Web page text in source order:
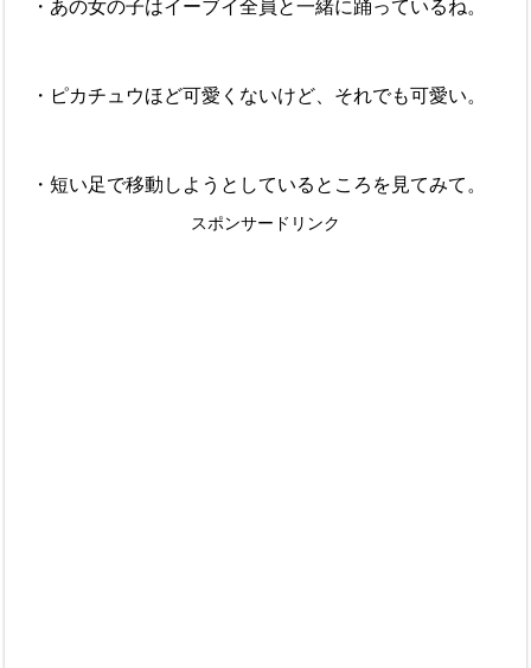
・あの女の子はイーブイ全員と一緒に踊っているね。
・ピカチュウほど可愛くないけど、それでも可愛い。
・短い足で移動しようとしているところを見てみて。
スポンサードリンク